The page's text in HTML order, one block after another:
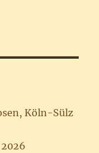
Köln-Sülz